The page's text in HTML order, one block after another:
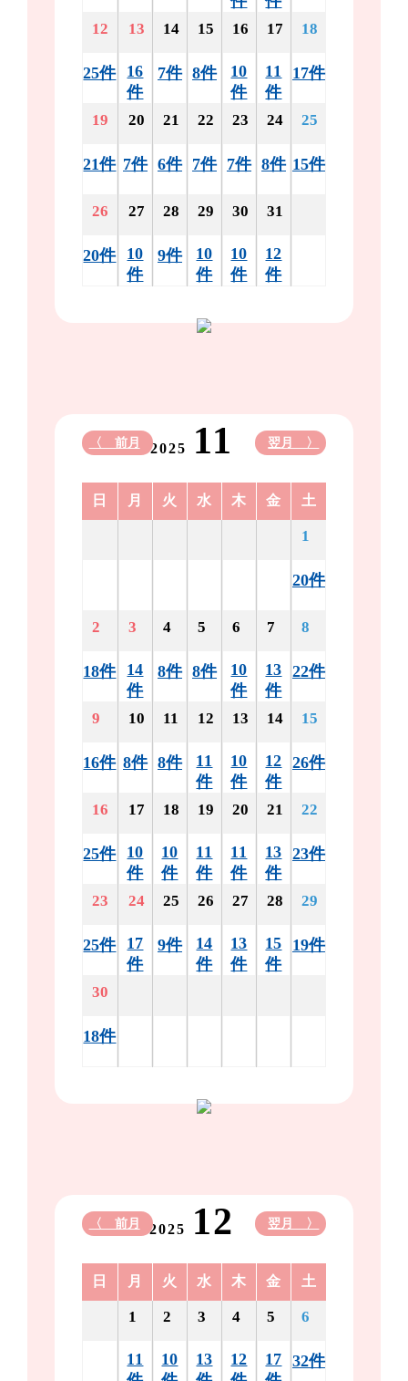
12
25件
13
16
件
14
7件
15
8件
16
10
件
17
11
件
18
17件
19
21件
20
7件
21
6件
22
7件
23
7件
24
8件
25
15件
26
20件
27
10
件
28
9件
29
10
件
30
10
件
31
12
件
2025 11
〈 前月 翌月 〉
日 月 火 水 木 金 土
1
20件
2
18件
3
14
件
4
8件
5
8件
6
10
件
7
13
件
8
22件
9
16件
10
8件
11
8件
12
11
件
13
10
件
14
12
件
15
26件
16
25件
17
10
件
18
10
件
19
11
件
20
11
件
21
13
件
22
23件
23
25件
24
17
件
25
9件
26
14
件
27
13
件
28
15
件
29
19件
30
18件
2025 12
〈 前月 翌月 〉
日 月 火 水 木 金 土
1
11
2
10
3
13
4
12
5
17
6
32件